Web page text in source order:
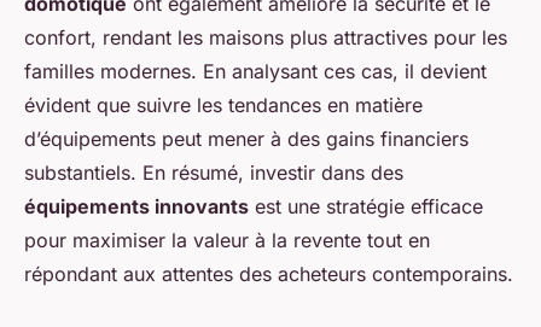
confort, rendant les maisons plus attractives pour les
familles modernes. En analysant ces cas, il devient
évident que suivre les tendances en matière
d’équipements peut mener à des gains financiers
substantiels. En résumé, investir dans des
équipements innovants est une stratégie efficace
pour maximiser la valeur à la revente tout en
répondant aux attentes des acheteurs contemporains.